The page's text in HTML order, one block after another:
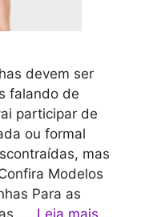
devem ser
falando de
participar de
ou formal
mas
Modelos
Para as